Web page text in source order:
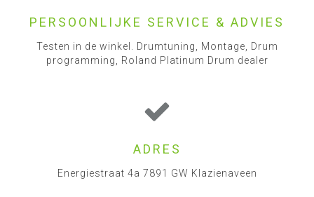
PERSOONLIJKE SERVICE & ADVIES
Testen in de winkel. Drumtuning, Montage, Drum
programming, Roland Platinum Drum dealer
ADRES
Energiestraat 4a 7891 GW Klazienaveen